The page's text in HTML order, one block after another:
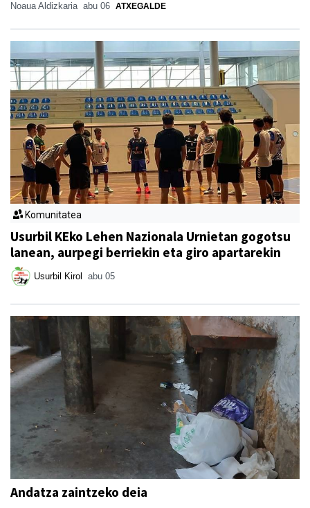
Noaua Aldizkaria abu 06 ATXEGALDE
Komunitatea
Usurbil KEko Lehen Nazionala Urnietan gogotsu
lanean, aurpegi berriekin eta giro apartarekin
Usurbil Kirol abu 05
Andatza zaintzeko deia